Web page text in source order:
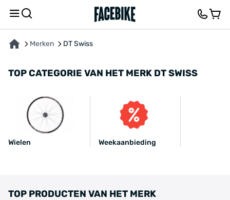
Merken DT Swiss
TOP CATEGORIE VAN HET MERK DT SWISS
Wielen Weekaanbieding
TOP PRODUCTEN VAN HET MERK